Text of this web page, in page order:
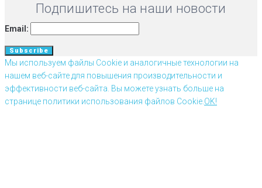
Подпишитесь на наши новости
Email:
Мы используем файлы Cookie и аналогичные технологии на
нашем веб-сайте для повышения производительности и
эффективности веб-сайта. Вы можете узнать больше на
странице политики использования файлов Cookie.OK!